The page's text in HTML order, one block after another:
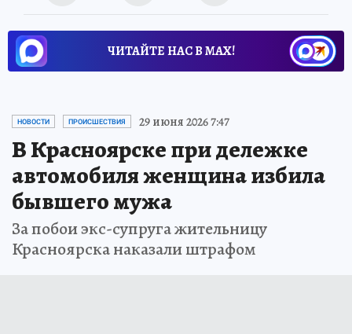
ЧИТАЙТЕ НАС В МАХ!
НОВОСТИ ПРОИСШЕСТВИЯ 29 июня 2026 7:47
В Красноярске при дележке
автомобиля женщина избила
бывшего мужа
За побои экс-супруга жительницу
Красноярска наказали штрафом